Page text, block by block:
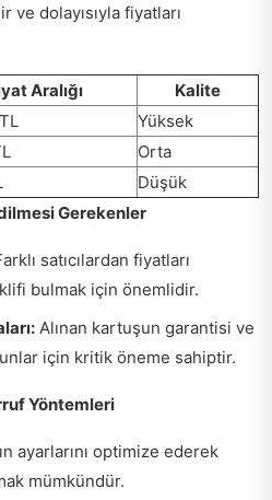
dolayısıyla fiyatları
Aralığı
Kalite
Yüksek
Orta
Düşük
Gerekenler
satıcılardan fiyatları
bulmak için önemlidir.
Alınan kartuşun garantisi ve
için kritik öneme sahiptir.
Yöntemleri
ayarlarını optimize ederek
mümkündür.